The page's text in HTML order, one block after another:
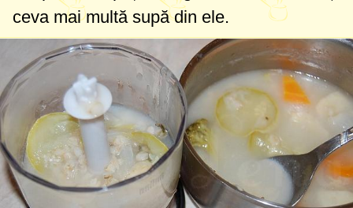
ceva mai multă supă din ele.